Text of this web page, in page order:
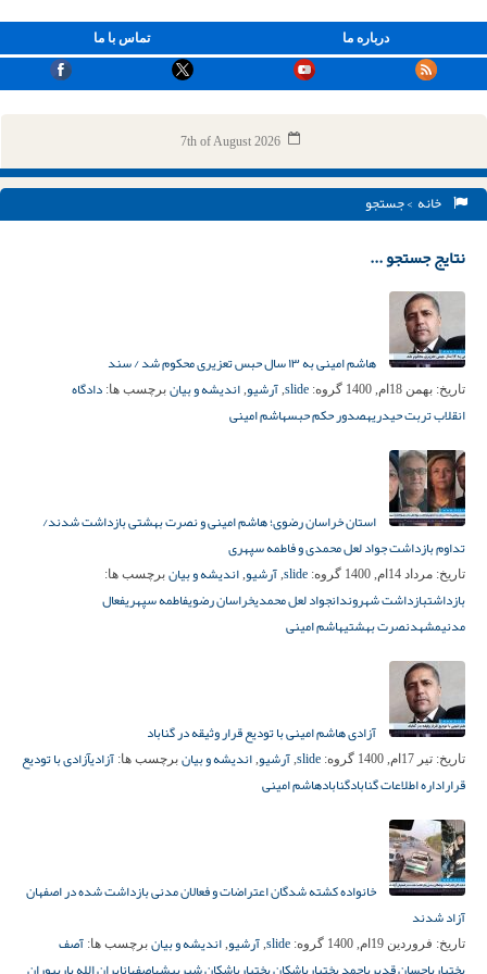
تماس با ما درباره ما
7th of August 2026
خانه > جستجو
نتایج جستجو ...
هاشم امینی به ۱۳ سال حبس تعزیری محکوم شد / سند
تاریخ: بهمن 18ام, 1400 گروه: slide
, آرشیو, اندیشه و بیان برچسب ها: دادگاه
انقلاب تربت حیدریهصدور حکم حبسهاشم امینی
استان خراسان رضوی؛ هاشم امینی و نصرت بهشتی بازداشت شدند/
تداوم بازداشت جواد لعل محمدی و فاطمه سپهری
تاریخ: مرداد 14ام, 1400 گروه: slide
, آرشیو, اندیشه و بیان برچسب ها:
بازداشتبازداشت شهروندانجواد لعل محمدیخراسان رضویفاطمه سپهریفعال
مدنیمشهدنصرت بهشتیهاشم امینی
آزادی هاشم امینی با تودیع قرار وثیقه در گناباد
تاریخ: تیر 17ام, 1400 گروه: slide
, آرشیو, اندیشه و بیان برچسب ها: آزادیآزادی با تودیع
قراراداره اطلاعات گنابادگنابادهاشم امینی
خانواده کشته شدگان اعتراضات و فعالان مدنی بازداشت شده در اصفهان
آزاد شدند
تاریخ: فروردین 19ام, 1400 گروه: slide
, آرشیو, اندیشه و بیان برچسب ها: آصف